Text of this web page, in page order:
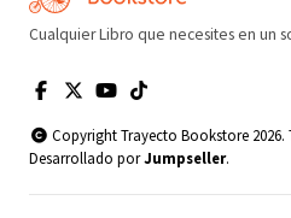
Cualquier Libro que necesites en un
Copyright Trayecto Bookstore 2026.
Desarrollado porJumpseller.